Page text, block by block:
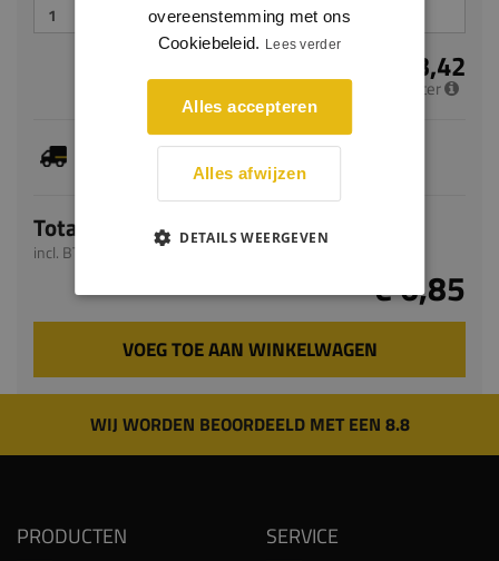
€ 3,42
per meter
Dit artikel is voorradig, de verwachte levertijd
bedraagt 1-3 werkdagen
Totaal
incl. BTW
€ 6,85
VOEG TOE AAN WINKELWAGEN
WIJ WORDEN BEOORDEELD MET EEN 8.8
PRODUCTEN SERVICE
overeenstemming met ons
Cookiebeleid. Lees verder
Alles accepteren
Alles afwijzen
DETAILS WEERGEVEN